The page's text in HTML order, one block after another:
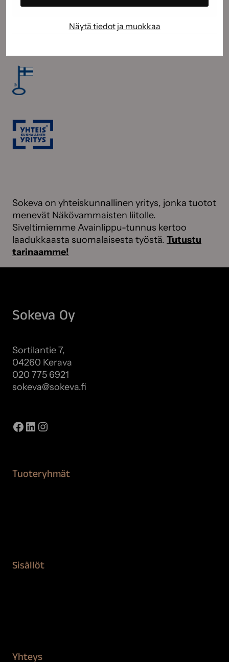
Näytä tiedot ja muokkaa
Sokeva on yhteiskunnallinen yritys, jonka tuotot
menevät Näkövammaisten liitolle.
Siveltimiemme Avainlippu-tunnus kertoo
laadukkaasta suomalaisesta työstä. Tutustu
tarinaamme!
Sokeva Oy
Sortilantie 7,
04260 Kerava
020 775 6921
sokeva@sokeva.fi
Facebook
LinkedIn
Instagram
Tuoteryhmät
Sisällöt
Yhteys